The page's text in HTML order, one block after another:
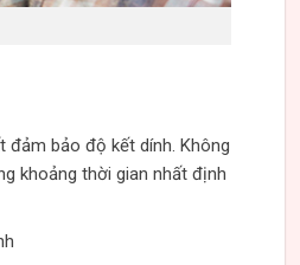
đảm bảo độ kết dính. Không
khoảng thời gian nhất định